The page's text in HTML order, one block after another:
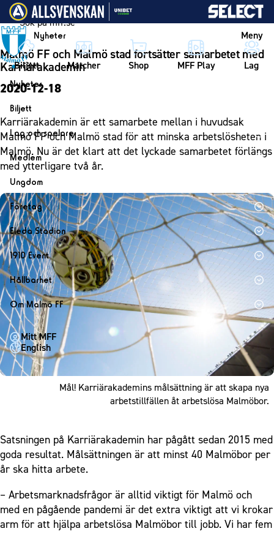
Vidare till innehållet
Nyheter Meny
Biljett Matcher Shop MFF Play Lag
Nyheter
Nyheter
Kalender
Biljett
Biljett
Årskort herr
Årskort dam
Mitt MFF
Biljetter till bortamatcher
Biljettvillkor
Lag och spelare
Lag
Herrlaget
Spelare
Ledarstab
Damlaget
Spelare
Ledarstab
Medlem
Medlemskap i Malmö FF
Årsmöte 2026
Ungdom
MFF Ungdom
Sommarfotboll
Skånecupen
Fotbollsskolan
Fotbollsnätverket
P19
F19
P17
F17
Malmö Trophy
Företag
Bli företagspartner
Nätverket
Klubbstolar
Partner dam
Eleda Stadion
Eleda Stadion
Erics Bar & Restaurang
Matchdag på Eleda Stadion
MFF-museet & rundvandringar
1910 Event
1910 Event
Fest & Event
Konferens
Möte
Mässa
Sommarfest
Hållbarhet
Hållbarhet
Himmelsblå framtid – en match för miljön
MFF i samhället
Laget för alla
Nattfotboll
Himmelsblå Tillsammans
Grundskolefotboll mot rasismer
Skolakademier
Fonder
Om Malmö FF
Om Malmö FF
Kontakt
Press och media
Historik – herrlaget
Policydokument
Personuppgiftspolicy
Mitt MFF
English
Malmö FF och Malmö stad fortsätter samarbetet med
Karriärakademin
2020-12-18
Karriärakademin är ett samarbete mellan i huvudsak
Malmö FF och Malmö stad för att minska arbetslösheten i
Malmö. Nu är det klart att det lyckade samarbetet förlängs
med ytterligare två år.
Mål! Karriärakademins målsättning är att skapa nya
arbetstillfällen åt arbetslösa Malmöbor.
Satsningen på Karriärakademin har pågått sedan 2015 med
goda resultat. Målsättningen är att minst 40 Malmöbor per
år ska hitta arbete.
– Arbetsmarknadsfrågor är alltid viktigt för Malmö och
med en pågående pandemi är det extra viktigt att vi krokar
arm för att hjälpa arbetslösa Malmöbor till jobb. Vi har fem